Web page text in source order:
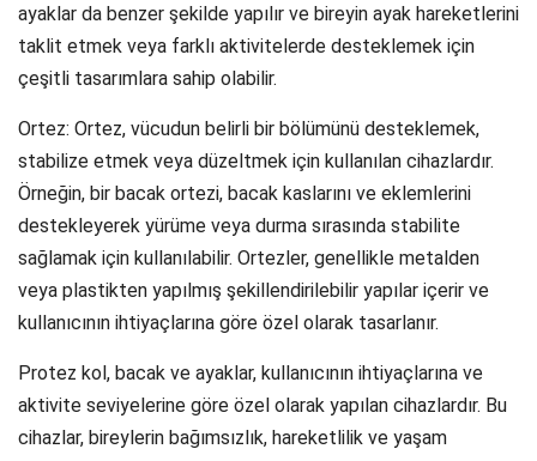
ayaklar da benzer şekilde yapılır ve bireyin ayak hareketlerini
taklit etmek veya farklı aktivitelerde desteklemek için
çeşitli tasarımlara sahip olabilir.
Ortez: Ortez, vücudun belirli bir bölümünü desteklemek,
stabilize etmek veya düzeltmek için kullanılan cihazlardır.
Örneğin, bir bacak ortezi, bacak kaslarını ve eklemlerini
destekleyerek yürüme veya durma sırasında stabilite
sağlamak için kullanılabilir. Ortezler, genellikle metalden
veya plastikten yapılmış şekillendirilebilir yapılar içerir ve
kullanıcının ihtiyaçlarına göre özel olarak tasarlanır.
Protez kol, bacak ve ayaklar, kullanıcının ihtiyaçlarına ve
aktivite seviyelerine göre özel olarak yapılan cihazlardır. Bu
cihazlar, bireylerin bağımsızlık, hareketlilik ve yaşam